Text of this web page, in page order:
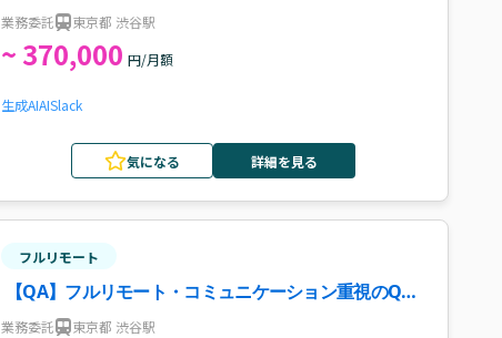
業務委託 東京都 渋谷駅
~ 370,000 円/月額
生成AIAISlack
気になる 詳細を見る
フルリモート
【QA】フルリモート・コミュニケーション重視のQA
案件
業務委託 東京都 渋谷駅